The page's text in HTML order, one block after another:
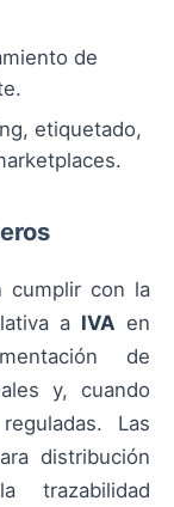
de
etiquetado,
cumplir con la
a IVA en
de
y, cuando
Las
distribución
trazabilidad